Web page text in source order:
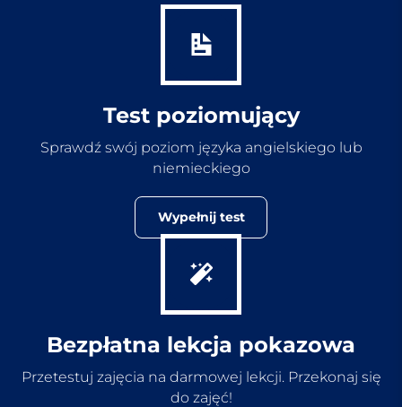
Test poziomujący
Sprawdź swój poziom języka angielskiego lub
niemieckiego
Wypełnij test
Bezpłatna lekcja pokazowa
Przetestuj zajęcia na darmowej lekcji. Przekonaj się
do zajęć!